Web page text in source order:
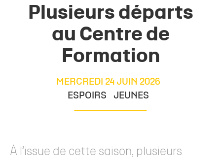
Plusieurs départs
au Centre de
Formation
MERCREDI 24 JUIN 2026
ESPOIRS
JEUNES
À l’issue de cette saison, plusieurs